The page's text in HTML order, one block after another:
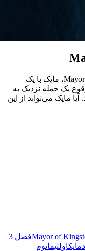
در قسمت 6 فصل 3 سریال Mayor of Kingstown، مایک با یک
یک حمله نزدیک به
مایک می‌تواند از این
Mayor of
فصل 3
مایکاولتیماتوم